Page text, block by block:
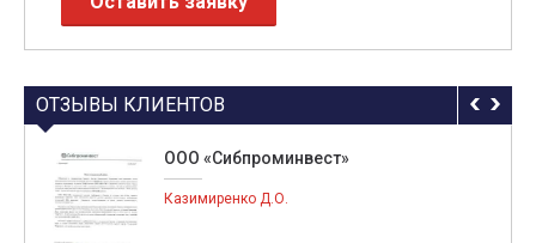
ОТЗЫВЫ КЛИЕНТОВ
ООО «Сибпроминвест»
Казимиренко Д.О.